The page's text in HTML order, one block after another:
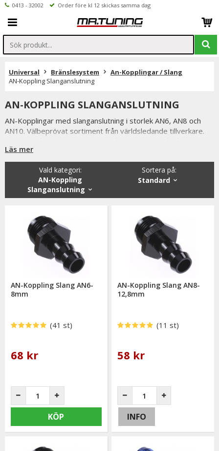
0413 - 32002 Order före kl 12 skickas samma dag
Universal Bränslesystem
An-Kopplingar / Slang
AN-Koppling Slanganslutning
AN-KOPPLING SLANGANSLUTNING
AN-Kopplingar med slanganslutning i storlek AN6, AN8 och
AN10. Välbeprövat sortiment från världsledande tillverkare.
utsida för extra hållbarhet samt tålighet för användning utav
E85 / bensin / diesel / glykol.
Läs mer
Sortera på:
Standard
Vald kategori:
AN-Koppling
Slanganslutning
AN-Koppling Slang AN6-
8mm
(41 st)
68 kr
KÖP
AN-Koppling Slang AN8-
12,8mm
(11 st)
58 kr
INFO